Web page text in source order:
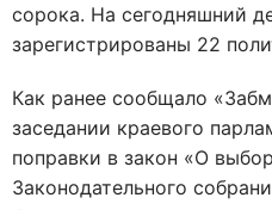
сорока. На сегодняшний
зарегистрированы 22
Как ранее сообщало
заседании краевого
поправки в закон «О
Законодательного